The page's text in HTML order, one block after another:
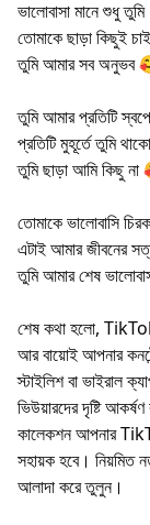
ভালোবাসা মানে শুধু তুমি
তোমাকে ছাড়া কিছুই
তুমি আমার সব
তুমি আমার প্রতিটি
প্রতিটি মুহূর্তে তুমি থাকো
তুমি ছাড়া আমি কিছু
তোমাকে ভালোবাসি
এটাই আমার জীবনের
তুমি আমার শেষ
শেষ কথা হলো,
আর বায়োই আপনার
স্টাইলিশ বা ভাইরাল
ভিউয়ারদের দৃষ্টি
কালেকশন আপনার
সহায়ক হবে। নিয়মিত
আলাদা করে তুলুন।